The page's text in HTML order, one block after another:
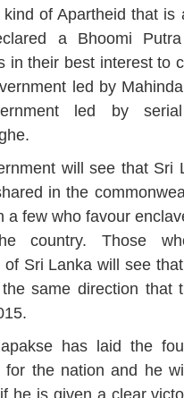
kind of Apartheid that
a Bhoomi
in their best interest to
led by
led by
will see that
in the
a few who favour
country. Those
of Sri Lanka will see
same direction that
has laid the
for the nation and he
he is given a clear